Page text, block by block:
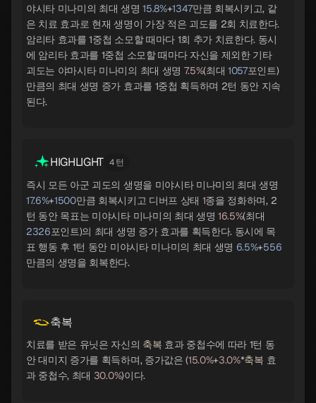
야시타 미나미의 최대 생명15.8%+1347만큼 회복시키고, 같
은 치료 효과로 현재 생명이 가장 적은 괴도를 2회 치료한다.
암리타 효과를 1중첩 소모할 때마다 1회 추가 치료한다. 동시
에 암리타 효과를 1중첩 소모할 때마다 자신을 제외한 기타
괴도는 야마시타 미나미의 최대 생명 7.5%(최대1057포인트)
만큼의 최대 생명 증가 효과를 1중첩 획득하며 2턴 동안 지속
된다.
HIGHLIGHT 4 턴
즉시 모든 아군 괴도의 생명을 미야시타 미나미의 최대 생명
17.6%+1500만큼 회복시키고 디버프 상태 1종을 정화하며, 2
턴 동안 목표는 미야시타 미나미의 최대 생명 16.5%(최대
2326포인트)의 최대 생명 증가 효과를 획득한다. 동시에 목
표 행동 후 1턴 동안 미야시타 미나미의 최대 생명 6.5%+556
만큼의 생명을 회복한다.
축복
치료를 받은 유닛은 자신의 축복 효과 중첩수에 따라 1턴 동
안 대미지 증가를 획득하며, 증가값은 (15.0%+3.0%*축복 효
과 중첩수, 최대 30.0%)이다.